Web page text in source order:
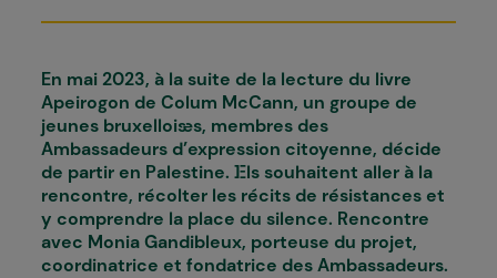
En mai 2023, à la suite de la lecture du livre
Apeirogon de Colum McCann, un groupe de
jeunes bruxellois·es, membres des
Ambassadeurs d’expression citoyenne, décide
de partir en Palestine. I·Els souhaitent aller à la
rencontre, récolter les récits de résistances et
y comprendre la place du silence. Rencontre
avec Monia Gandibleux, porteuse du projet,
coordinatrice et fondatrice des Ambassadeurs.